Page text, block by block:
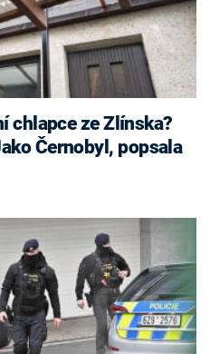
Černobyl, popsala